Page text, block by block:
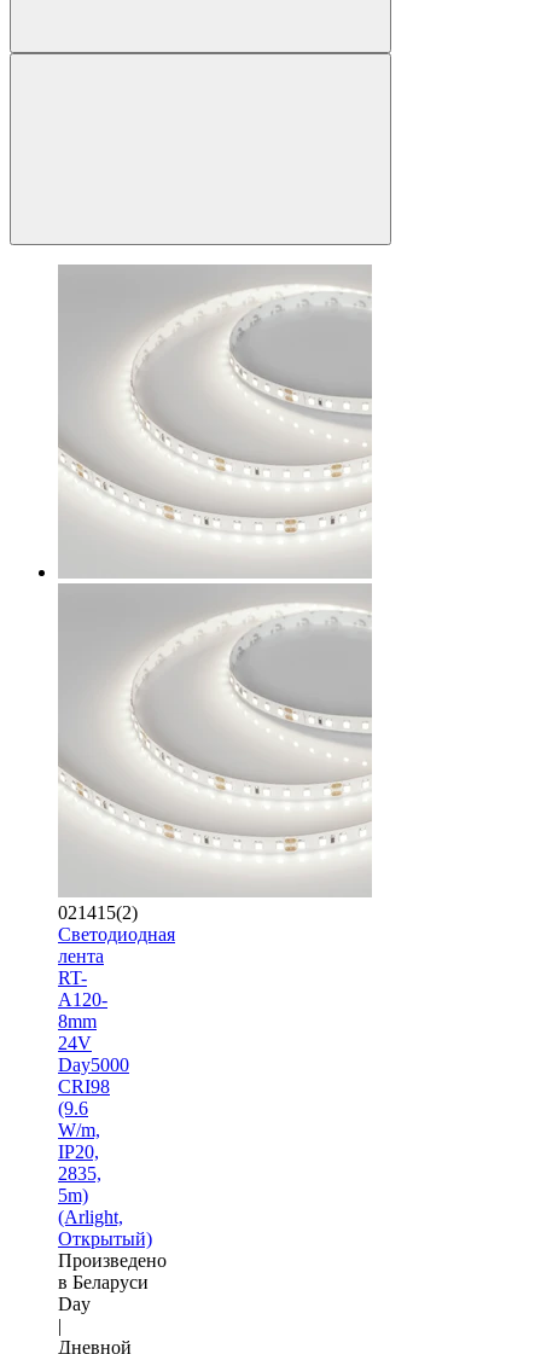
021415(2)
Светодиодная
лента
RT-
A120-
8mm
24V
Day5000
CRI98
(9.6
W/m,
IP20,
2835,
5m)
(Arlight,
Открытый)
Произведено
в Беларуси
Day
|
Дневной